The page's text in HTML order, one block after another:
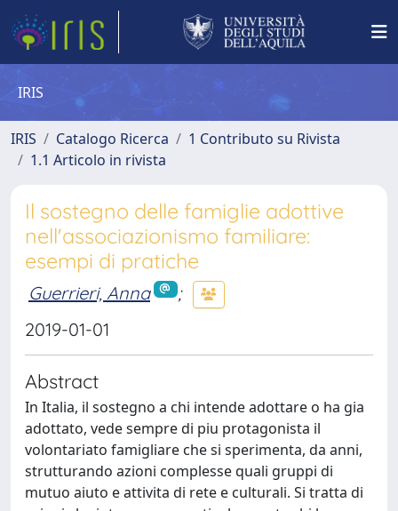
IRIS
IRIS Catalogo Ricerca
1 Contributo su Rivista
1.1 Articolo in rivista
Il sostegno delle famiglie adottive
nell'associazionismo familiare:
esempi di pratiche
Guerrieri, Anna
;
2019-01-01
Abstract
In Italia, il sostegno a chi intende adottare o ha gia
adottato, vede sempre di piu protagonista il
volontariato famigliare che si sperimenta, da anni,
strutturando azioni complesse quali gruppi di
mutuo aiuto e attivita di rete e culturali. Si tratta di